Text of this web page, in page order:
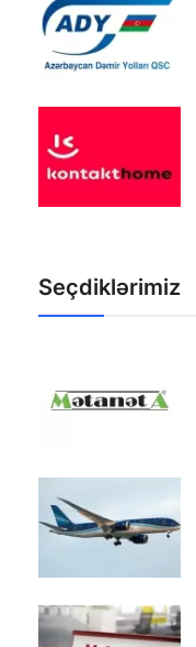
Seçdiklərimiz